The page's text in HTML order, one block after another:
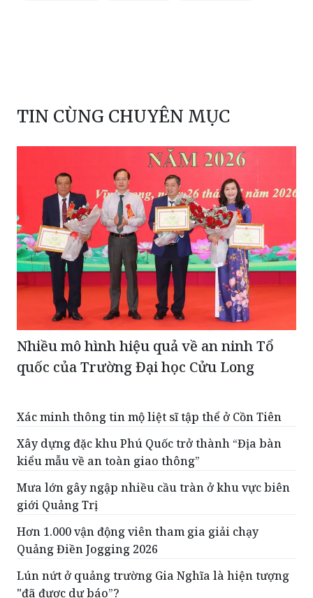
TIN CÙNG CHUYÊN MỤC
Nhiều mô hình hiệu quả về an ninh Tổ
quốc của Trường Đại học Cửu Long
Xác minh thông tin mộ liệt sĩ tập thể ở Cồn Tiên
Xây dựng đặc khu Phú Quốc trở thành “Địa bàn
kiểu mẫu về an toàn giao thông”
Mưa lớn gây ngập nhiều cầu tràn ở khu vực biên
giới Quảng Trị
Hơn 1.000 vận động viên tham gia giải chạy
Quảng Điền Jogging 2026
Lún nứt ở quảng trường Gia Nghĩa là hiện tượng
"đã được dự báo”?